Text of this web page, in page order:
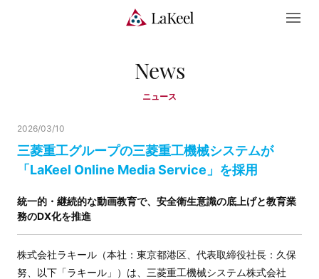
News
ニュース
三菱重工グループの三菱重工機械システムが
「LaKeel Online Media Service」を採用
2026/03/10
統一的・継続的な動画教育で、安全衛生意識の底上げと教育業
務のDX化を推進
株式会社ラキール（本社：東京都港区、代表取締役社長：久保
努、以下「ラキール」）は、三菱重工機械システム株式会社